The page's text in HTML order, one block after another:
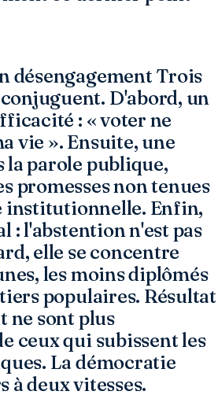
désengagement Trois
D'abord, un
: « voter ne
vie ». Ensuite, une
la parole publique,
promesses non tenues
institutionnelle. Enfin,
: l'abstention n'est pas
elle se concentre
les moins diplômés
populaires. Résultat
ne sont plus
ceux qui subissent les
La démocratie
à deux vitesses.